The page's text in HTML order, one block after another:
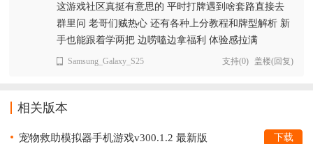
这游戏社区真挺有意思的 平时打牌遇到啥套路直接去
群里问 老哥们贼热心 还有各种上分教程和牌型解析 新
手也能跟着学两把 边唠嗑边拿福利 体验感拉满
Samsung_Galaxy_S25 支持(0) 盖楼(回复)
相关版本
宠物救助模拟器手机游戏v300.1.2 最新版 下载